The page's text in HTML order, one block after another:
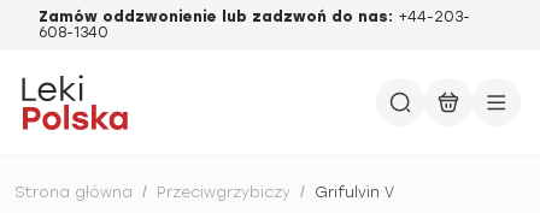
Zamów oddzwonienie lub zadzwoń do nas: +44-203-
608-1340
Strona główna / Przeciwgrzybiczy / Grifulvin V